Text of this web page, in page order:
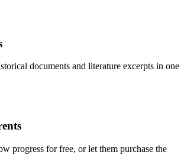
documents and literature excerpts in one
progress for free, or let them purchase the